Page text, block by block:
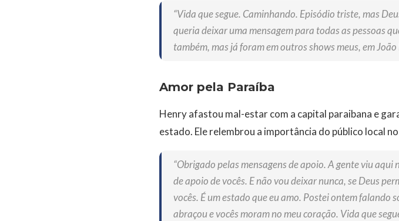
“Vida que segue. Caminhando. Episódio triste, mas
queria deixar uma mensagem para todas as pessoas
também, mas já foram em outros shows meus, em
Amor pela Paraíba
Henry afastou mal-estar com a capital paraibana e
estado. Ele relembrou a importância do público local
“Obrigado pelas mensagens de apoio. A gente viu
de apoio de vocês. E não vou deixar nunca, se Deus
vocês. É um estado que eu amo. Postei ontem falando
abraçou e vocês moram no meu coração. Vida que